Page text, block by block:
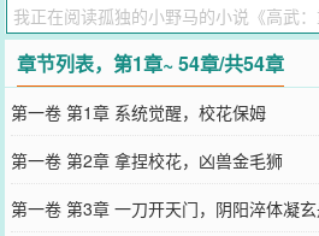
我，你要先成为武神！”话音刚落，叶
叶天与校花在杀戮凶兽，保家卫国，拯
没躁的幸福小日子。
您要是觉得《 高武：重生后，我开局雇佣
不要忘记向您QQ群和微博微信里的朋友推
章节列表，第1章~ 54章/共54章
第一卷 第1章 系统觉醒，校花保姆
第一卷 第2章 拿捏校花，凶兽金毛狮
第一卷 第3章 一刀开天门，阴阳淬体凝